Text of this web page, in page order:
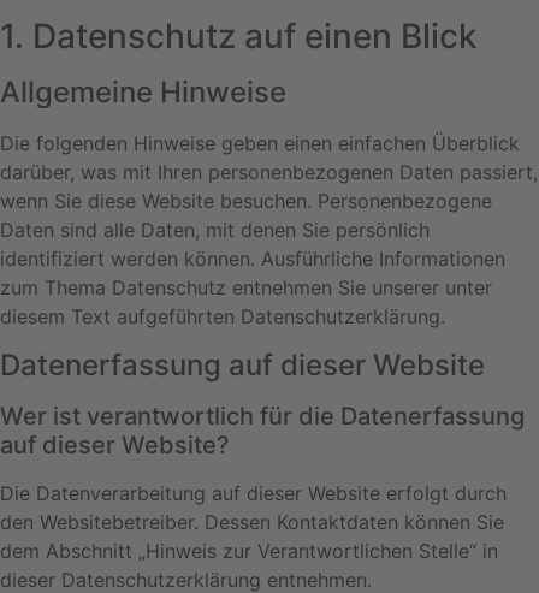
1. Datenschutz auf einen Blick
Allgemeine Hinweise
Die folgenden Hinweise geben einen einfachen Überblick
darüber, was mit Ihren personenbezogenen Daten passiert,
wenn Sie diese Website besuchen. Personenbezogene
Daten sind alle Daten, mit denen Sie persönlich
identifiziert werden können. Ausführliche Informationen
zum Thema Datenschutz entnehmen Sie unserer unter
diesem Text aufgeführten Datenschutzerklärung.
Datenerfassung auf dieser Website
Wer ist verantwortlich für die Datenerfassung
auf dieser Website?
Die Datenverarbeitung auf dieser Website erfolgt durch
den Websitebetreiber. Dessen Kontaktdaten können Sie
dem Abschnitt „Hinweis zur Verantwortlichen Stelle“ in
dieser Datenschutzerklärung entnehmen.